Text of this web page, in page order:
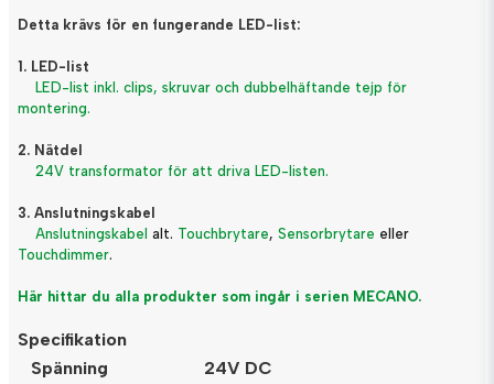
Detta krävs för en fungerande LED-list:
1. LED-list
LED-list inkl. clips, skruvar och dubbelhäftande tejp för
montering.
2. Nätdel
24V transformator för att driva LED-listen.
3. Anslutningskabel
Anslutningskabel alt. Touchbrytare, Sensorbrytare eller
Touchdimmer.
Här hittar du alla produkter som ingår i serien MECANO.
Specifikation
Spänning
24V DC